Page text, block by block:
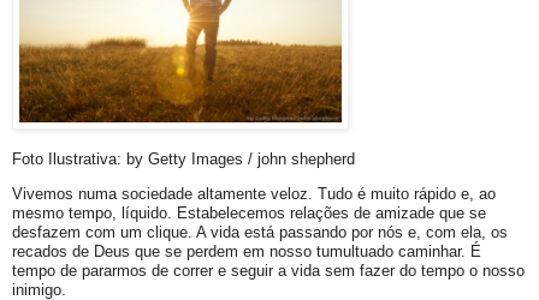
Foto Ilustrativa: by Getty Images / john shepherd
Vivemos numa sociedade altamente veloz. Tudo é muito rápido e, ao
mesmo tempo, líquido. Estabelecemos relações de amizade que se
desfazem com um clique. A vida está passando por nós e, com ela, os
recados de Deus que se perdem em nosso tumultuado caminhar. É
tempo de pararmos de correr e seguir a vida sem fazer do tempo o nosso
inimigo.